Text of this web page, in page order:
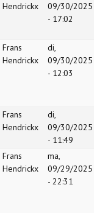
Hendrickx
09/30/2025
- 17:02
Frans
Hendrickx
di,
09/30/2025
- 12:03
Frans
Hendrickx
di,
09/30/2025
- 11:49
Frans
Hendrickx
ma,
09/29/2025
- 22:31